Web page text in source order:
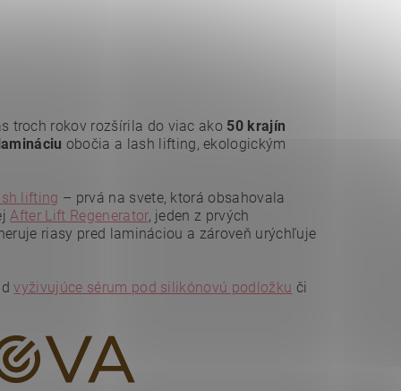
troch rokov rozšírila do viac ako 50 krajín
obočia a lash lifting, ekologickým
lifting – prvá na svete, ktorá obsahovala
After Lift Regenerator, jeden z prvých
riasy pred lamináciou a zároveň urýchľuje
vyživujúce sérum pod silikónovú podložku či